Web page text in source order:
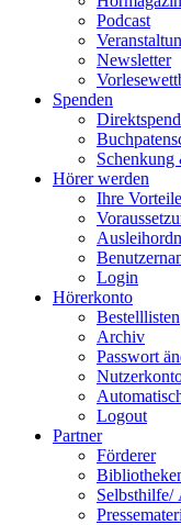
Podcast
Newsletter
Spenden
Hörer werden
Ihre Vorteile
Login
Hörerkonto
Bestelllisten
Archiv
Passwort
Logout
Partner
Förderer
Selbsthilfe/